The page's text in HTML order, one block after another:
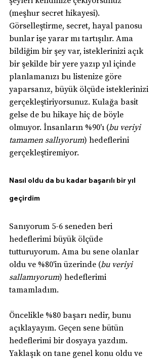
(meşhur secret hikayesi).
Görselleştirme, secret, hayal panosu
bunlar işe yarar mı tartışılır. Ama
bildiğim bir şey var, isteklerinizi açık
bir şekilde bir yere yazıp yıl içinde
planlamanızı bu listenize göre
yaparsanız, büyük ölçüde isteklerinizi
gerçekleştiriyorsunuz. Kulağa basit
gelse de bu hikaye hiç de böyle
olmuyor. İnsanların %90'ı (bu veriyi
tamamen sallıyorum) hedeflerini
gerçekleştiremiyor.
Nasıl oldu da bu kadar başarılı bir yıl
geçirdim
Sanıyorum 5-6 seneden beri
hedeflerimi büyük ölçüde
tutturuyorum. Ama bu sene olanlar
oldu ve %80'in üzerinde (bu veriyi
sallamıyorum) hedeflerimi
tamamladım.
Öncelikle %80 başarı nedir, bunu
açıklayayım. Geçen sene bütün
hedeflerimi bir dosyaya yazdım.
Yaklaşık on tane genel konu oldu ve